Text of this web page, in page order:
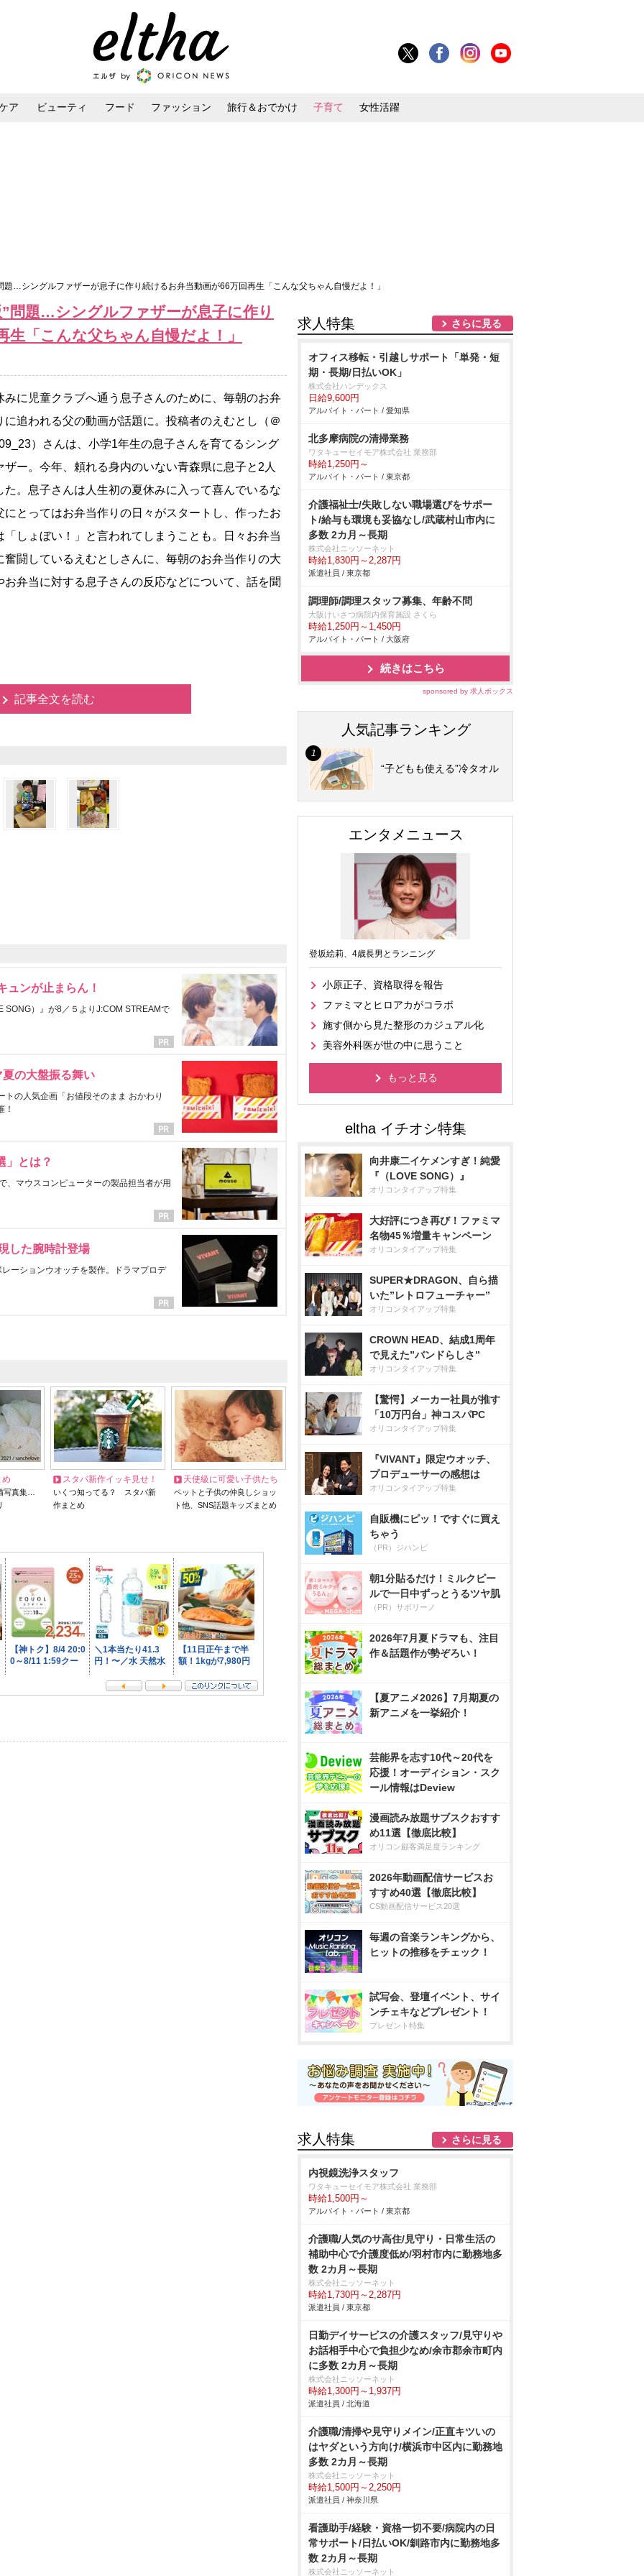
ア ビューティ フード ファッション 旅行＆おでかけ 子育て 女性活躍
題…シングルファザーが息子に作り続けるお弁当動画が66万回再生「こんな父ちゃん自慢だよ！」
問題…シングルファザーが息子に作り
「こんな父ちゃん自慢だよ！」
に児童クラブへ通う息子さんのために、毎朝のお弁
に追われる父の動画が話題に。投稿者のえむとし（＠
）さんは、小学1年生の息子さんを育てるシング
ザー。今年、頼れる身内のいない青森県に息子と2人
た。息子さんは人生初の夏休みに入って喜んでいるな
にとってはお弁当作りの日々がスタートし、作ったお
「しょぼい！」と言われてしまうことも。日々お弁当
奮闘しているえむとしさんに、毎朝のお弁当作りの大
お弁当に対する息子さんの反応などについて、話を聞
記事全文を読む
ュンが止まらん！
SONG）』が8／５よりJ:COM STREAMで
の大盤振る舞い
の人気企画「お値段そのまま おかわり
！
」とは？
、マウスコンピューターの製品担当者が用
した腕時計登場
ーションウオッチを製作。ドラマプロデ
め
写真集…
スタバ新作イッキ見せ！
いくつ知ってる？ スタバ新
作まとめ
天使級に可愛い子供たち
ペットと子供の仲良しショッ
ト他、SNS話題キッズまとめ
求人特集 さらに見る
オフィス移転・引越しサポート「単発・短
期・長期/日払いOK」
株式会社ハンデックス
日給9,600円
アルバイト・パート / 愛知県
北多摩病院の清掃業務
ワタキューセイモア株式会社 業務部
時給1,250円～
アルバイト・パート / 東京都
介護福祉士/失敗しない職場選びをサポー
ト/給与も環境も妥協なし/武蔵村山市内に
多数 2カ月～長期
株式会社ニッソーネット
時給1,830円～2,287円
派遣社員 / 東京都
調理師/調理スタッフ募集、年齢不問
大阪けいさつ病院内保育施設 さくら
時給1,250円～1,450円
アルバイト・パート / 大阪府
続きはこちら
sponsored by 求人ボックス
人気記事ランキング
“子どもも使える”冷タオル
エンタメニュース
登坂絵莉、4歳長男とランニング
小原正子、資格取得を報告
ファミマとヒロアカがコラボ
施す側から見た整形のカジュアル化
美容外科医が世の中に思うこと
もっと見る
向井康二イケメンすぎ！純愛
『（LOVE SONG）』
オリコンタイアップ特集
大好評につき再び！ファミマ
名物45％増量キャンペーン
オリコンタイアップ特集
SUPER★DRAGON、自ら描
いた”レトロフューチャー”
オリコンタイアップ特集
CROWN HEAD、結成1周年
で見えた”バンドらしさ”
オリコンタイアップ特集
【驚愕】メーカー社員が推す
「10万円台」神コスパPC
オリコンタイアップ特集
『VIVANT』限定ウオッチ、
プロデューサーの感想は
オリコンタイアップ特集
自販機にピッ！ですぐに買え
ちゃう
（PR）ジハンピ
朝1分貼るだけ！ミルクピー
ルで一日中ずっとうるツヤ肌
（PR）サボリーノ
2026年7月夏ドラマも、注目
作＆話題作が勢ぞろい！
【夏アニメ2026】7月期夏の
新アニメを一挙紹介！
芸能界を志す10代～20代を
応援！オーディション・スク
ール情報はDeview
漫画読み放題サブスクおすす
め11選【徹底比較】
オリコン顧客満足度ランキング
2026年動画配信サービスお
すすめ40選【徹底比較】
CS動画配信サービス20選
毎週の音楽ランキングから、
ヒットの推移をチェック！
試写会、登壇イベント、サイ
ンチェキなどプレゼント！
プレゼント特集
求人特集 さらに見る
内視鏡洗浄スタッフ
ワタキューセイモア株式会社 業務部
時給1,500円～
アルバイト・パート / 東京都
介護職/人気のサ高住/見守り・日常生活の
補助中心で介護度低め/羽村市内に勤務地多
数 2カ月～長期
株式会社ニッソーネット
時給1,730円～2,287円
派遣社員 / 東京都
日勤デイサービスの介護スタッフ/見守り
お話相手中心で負担少なめ/余市郡余市町内
に多数 2カ月～長期
株式会社ニッソーネット
時給1,300円～1,937円
派遣社員 / 北海道
介護職/清掃や見守りメイン/正直キツいの
はヤダという方向け/横浜市中区内に勤務地
多数 2カ月～長期
株式会社ニッソーネット
時給1,500円～2,250円
派遣社員 / 神奈川県
看護助手/経験・資格一切不要/病院内の日
常サポート/日払いOK/釧路市内に勤務地多
数 2カ月～長期
株式会社ニッソーネット